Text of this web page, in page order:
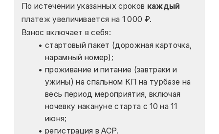
По истечении указанных сроков каждый
платеж увеличивается на 1 000 ₽.
Взнос включает в себя:
стартовый пакет (дорожная карточка,
нарамный номер);
проживание и питание (завтраки и
ужины) на спальном КП на турбазе на
весь период мероприятия, включая
ночевку накануне старта с 10 на 11
июня;
регистрация в ACP.